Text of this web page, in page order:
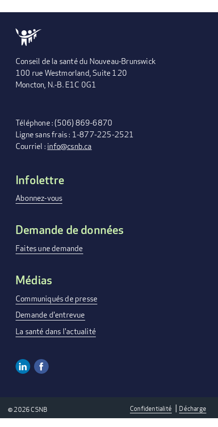
Conseil de la santé du Nouveau-Brunswick
100 rue Westmorland, Suite 120
Moncton, N.-B. E1C 0G1
Téléphone : (506) 869-6870
Ligne sans frais : 1-877-225-2521
Courriel :info@csnb.ca
FOOTER
MENU
Infolettre
Abonnez-vous
Demande de données
Faites une demande
Médias
Communiqués de presse
Demande d'entrevue
La santé dans l'actualité
LINKS
Linkedin
Confidentialité Décharge
© 2026 CSNB